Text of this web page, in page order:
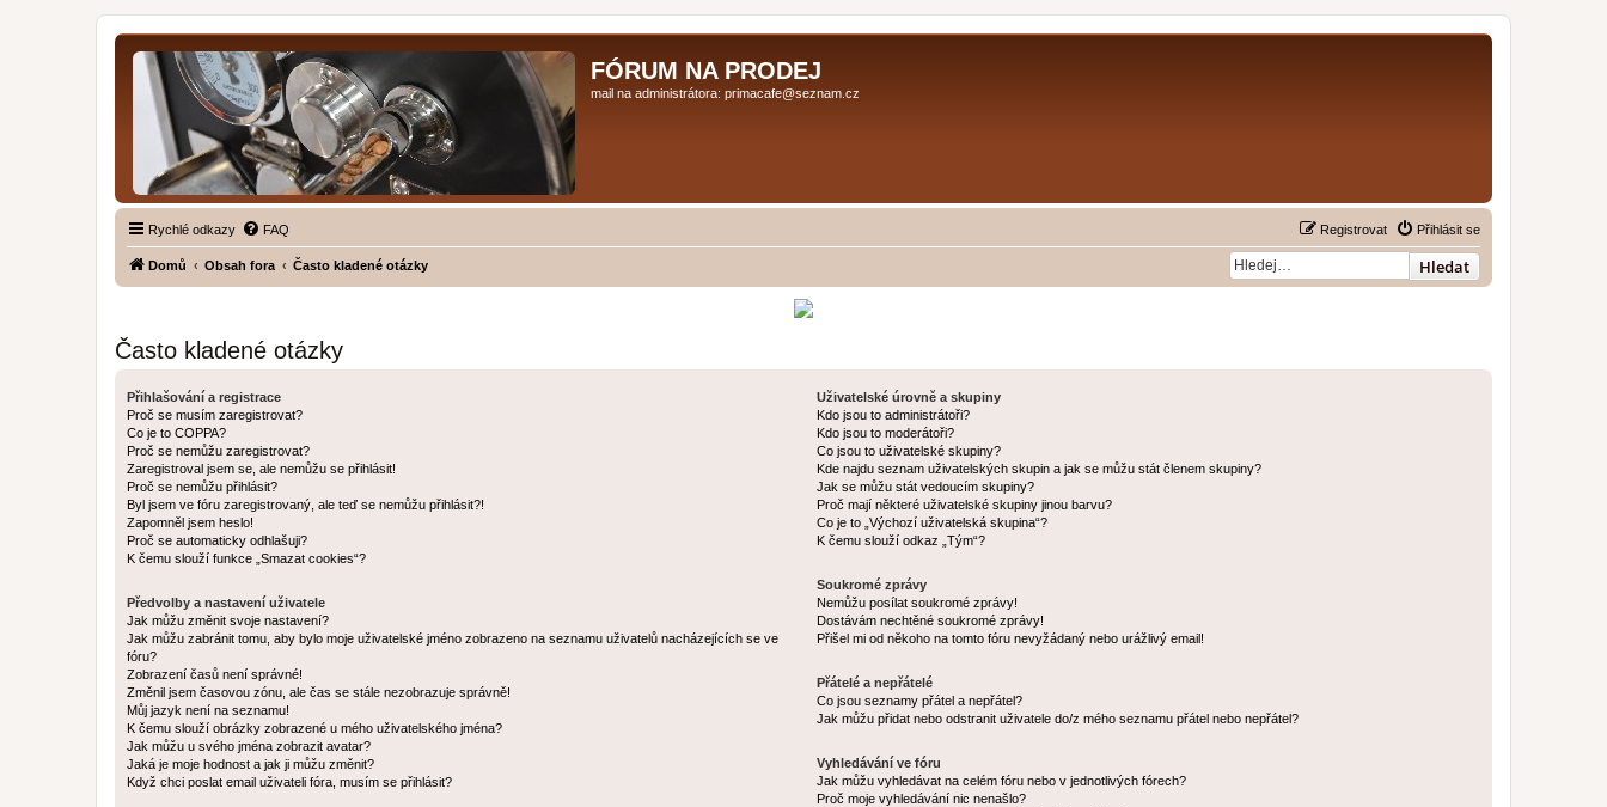
FÓRUM NA PRODEJ
mail na administrátora: primacafe@seznam.cz
Rychlé odkazy FAQ Přihlásit se
Registrovat
Domů Obsah fora Často kladené otázky Hledat
Často kladené otázky
Přihlašování a registrace
Proč se musím zaregistrovat?
Co je to COPPA?
Proč se nemůžu zaregistrovat?
Zaregistroval jsem se, ale nemůžu se přihlásit!
Proč se nemůžu přihlásit?
Byl jsem ve fóru zaregistrovaný, ale teď se nemůžu přihlásit?!
Zapomněl jsem heslo!
Proč se automaticky odhlašuji?
K čemu slouží funkce „Smazat cookies“?
Předvolby a nastavení uživatele
Jak můžu změnit svoje nastavení?
Jak můžu zabránit tomu, aby bylo moje uživatelské jméno zobrazeno na seznamu uživatelů nacházejících se ve
fóru?
Zobrazení časů není správné!
Změnil jsem časovou zónu, ale čas se stále nezobrazuje správně!
Můj jazyk není na seznamu!
K čemu slouží obrázky zobrazené u mého uživatelského jména?
Jak můžu u svého jména zobrazit avatar?
Jaká je moje hodnost a jak ji můžu změnit?
Když chci poslat email uživateli fóra, musím se přihlásit?
Uživatelské úrovně a skupiny
Kdo jsou to administrátoři?
Kdo jsou to moderátoři?
Co jsou to uživatelské skupiny?
Kde najdu seznam uživatelských skupin a jak se můžu stát členem skupiny?
Jak se můžu stát vedoucím skupiny?
Proč mají některé uživatelské skupiny jinou barvu?
Co je to „Výchozí uživatelská skupina“?
K čemu slouží odkaz „Tým“?
Soukromé zprávy
Nemůžu posílat soukromé zprávy!
Dostávám nechtěné soukromé zprávy!
Přišel mi od někoho na tomto fóru nevyžádaný nebo urážlivý email!
Přátelé a nepřátelé
Co jsou seznamy přátel a nepřátel?
Jak můžu přidat nebo odstranit uživatele do/z mého seznamu přátel nebo nepřátel?
Vyhledávání ve fóru
Jak můžu vyhledávat na celém fóru nebo v jednotlivých fórech?
Proč moje vyhledávání nic nenašlo?